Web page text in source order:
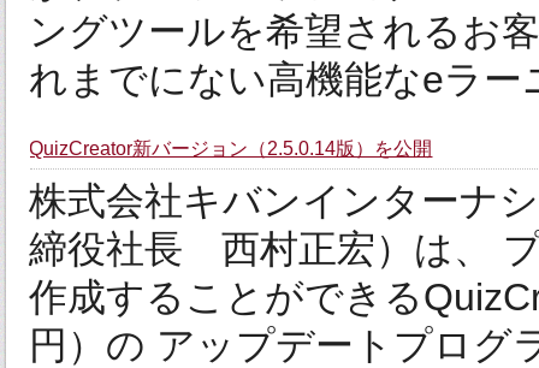
ングツールを希望されるお
れまでにない高機能なeラ
QuizCreator新バージョン（2.5.0.14版）を公開
株式会社キバンインターナ
締役社長 西村正宏）は、
作成することができる
円）の アップデートプロ